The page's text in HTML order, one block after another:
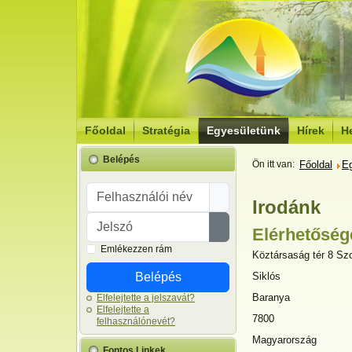
Főoldal Stratégia Egyesületünk Hírek
Belépés
Felhasználói név
Jelszó
Jelszó megjelenítése
Emlékezzen rám
Belépés
Elfelejtette a jelszavát?
Elfelejtette a
felhasználónevét?
Ön itt van: Főoldal
Irodánk
Cím:
Köztársaság tér 8
Siklós
Baranya
7800
Magyarország